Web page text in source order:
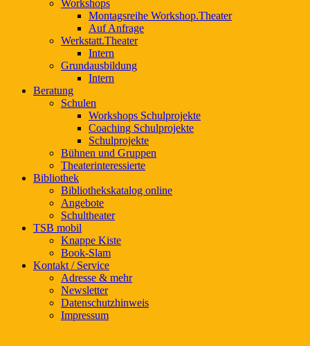
Workshops
Montagsreihe Workshop.Theater
Auf Anfrage
Werkstatt.Theater
Intern
Grundausbildung
Intern
Beratung
Schulen
Workshops Schulprojekte
Coaching Schulprojekte
Schulprojekte
Bühnen und Gruppen
Theaterinteressierte
Bibliothek
Bibliothekskatalog online
Angebote
Schultheater
TSB mobil
Knappe Kiste
Book-Slam
Kontakt / Service
Adresse & mehr
Newsletter
Datenschutzhinweis
Impressum